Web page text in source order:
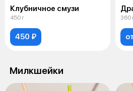
Клубничное смузи
450 г
450 ₽
360
Милкшейки